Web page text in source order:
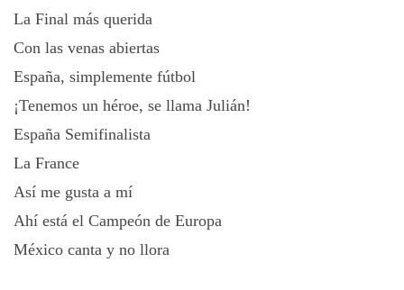
La Final más querida
Con las venas abiertas
España, simplemente fútbol
¡Tenemos un héroe, se llama Julián!
España Semifinalista
La France
Así me gusta a mí
Ahí está el Campeón de Europa
México canta y no llora